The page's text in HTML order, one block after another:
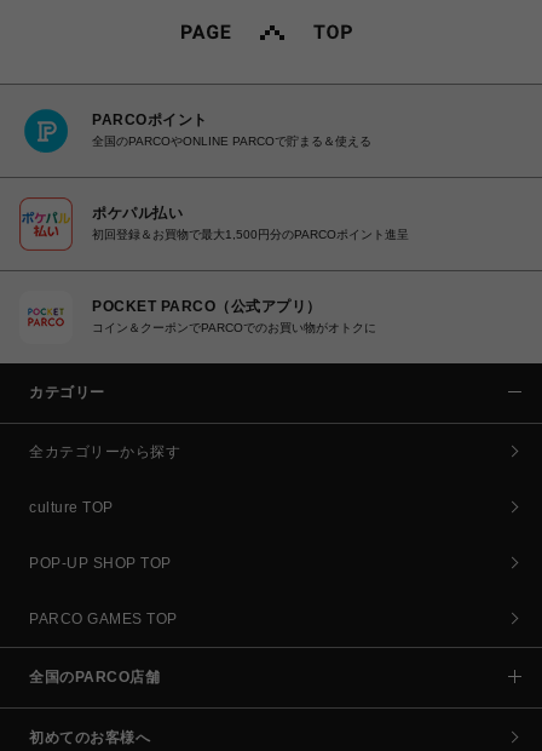
PARCOポイント
全国のPARCOやONLINE PARCOで貯まる＆使える
ポケパル払い
初回登録＆お買物で最大1,500円分のPARCOポイント進呈
POCKET PARCO（公式アプリ）
コイン＆クーポンでPARCOでのお買い物がオトクに
カテゴリー
全カテゴリーから探す
culture TOP
POP-UP SHOP TOP
PARCO GAMES TOP
全国のPARCO店舗
初めてのお客様へ